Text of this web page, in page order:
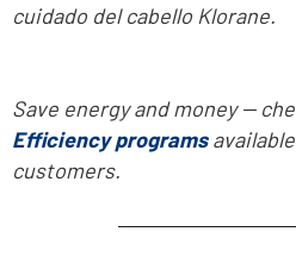
cuidado del cabello Klorane.
Save energy and money --
Efficiency programs
customers.